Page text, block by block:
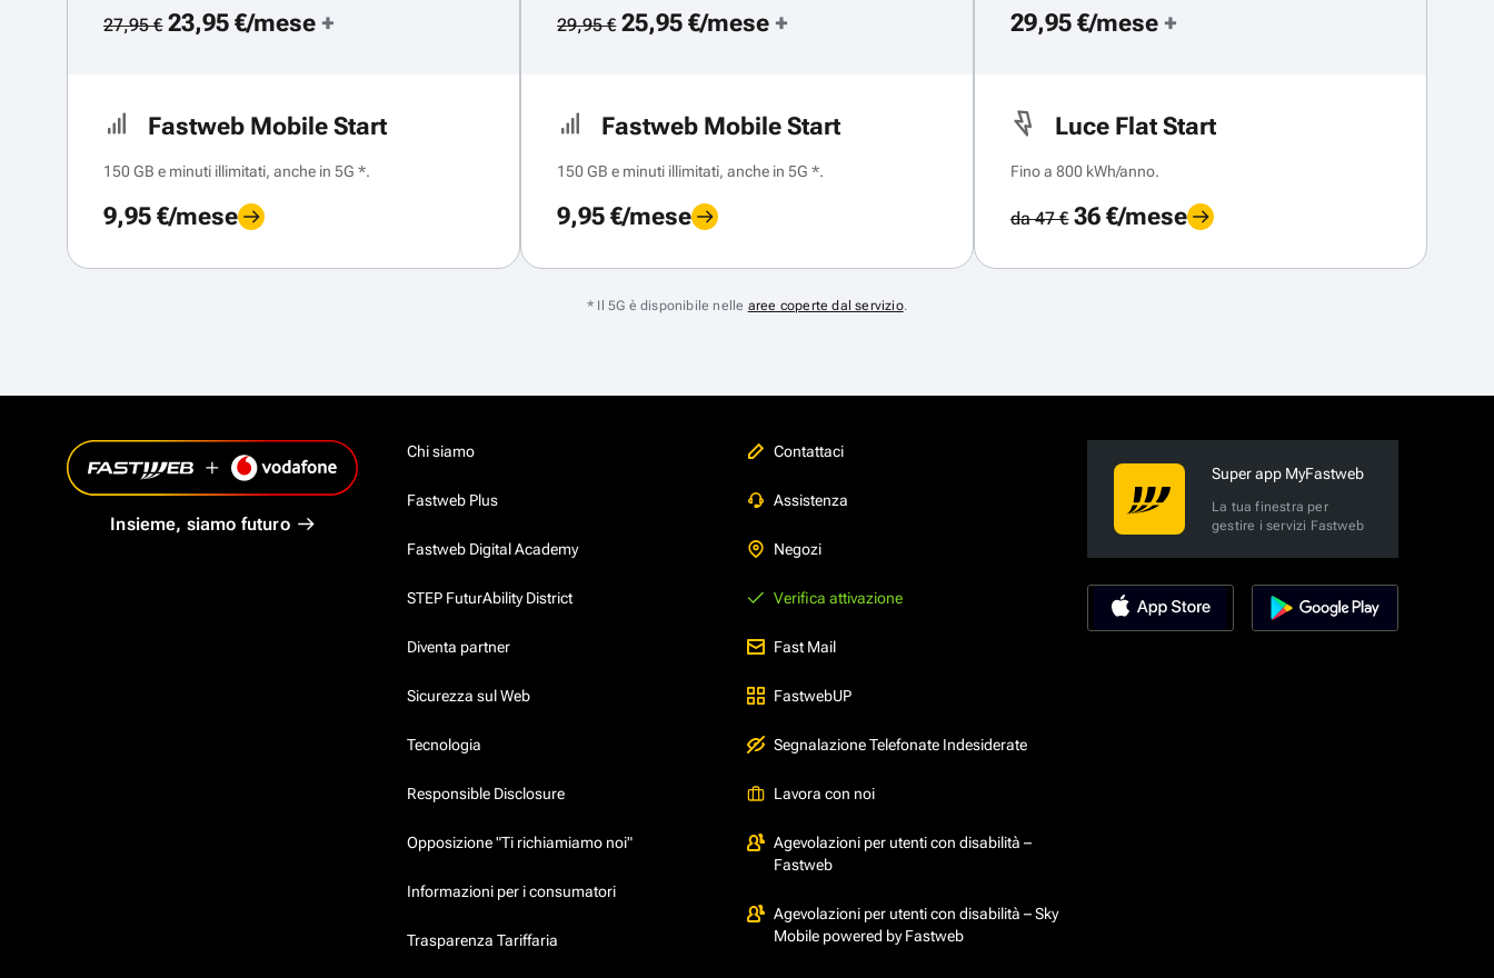
27,95 €23,95 €/mese +
Fastweb Mobile Start
150 GB e minuti illimitati, anche in 5G *.
9,95 €/mese
29,95 €25,95 €/mese +
Fastweb Mobile Start
150 GB e minuti illimitati, anche in 5G *.
9,95 €/mese
29,95 €/mese +
Luce Flat Start
Fino a 800 kWh/anno.
da 47 €36 €/mese
* Il 5G è disponibile nelle aree coperte dal servizio.
Insieme, siamo futuro
Chi siamo
Fastweb Plus
Fastweb Digital Academy
STEP FuturAbility District
Diventa partner
Sicurezza sul Web
Tecnologia
Responsible Disclosure
Opposizione "Ti richiamiamo noi"
Informazioni per i consumatori
Trasparenza Tariffaria
Contattaci
Assistenza
Negozi
Verifica attivazione
Fast Mail
FastwebUP
Segnalazione Telefonate Indesiderate
Lavora con noi
Agevolazioni per utenti con disabilità –
Fastweb
Agevolazioni per utenti con disabilità – Sky
Mobile powered by Fastweb
Super app MyFastweb
La tua finestra per
gestire i servizi Fastweb